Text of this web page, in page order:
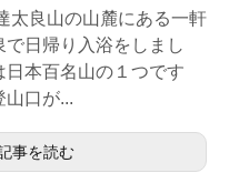
太良山の山麓にある一軒
日帰り入浴をしまし
日本百名山の１つです
山口が...
事を読む